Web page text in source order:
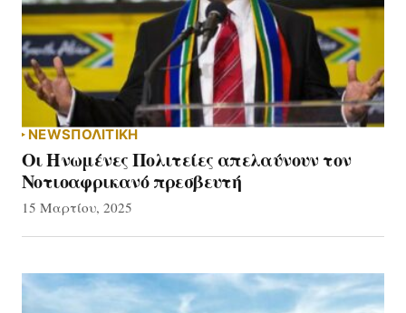
NEWSΠΟΛΙΤΙΚΗ
Οι Ηνωμένες Πολιτείες απελαύνουν τον
Νοτιοαφρικανό πρεσβευτή
15 Μαρτίου, 2025